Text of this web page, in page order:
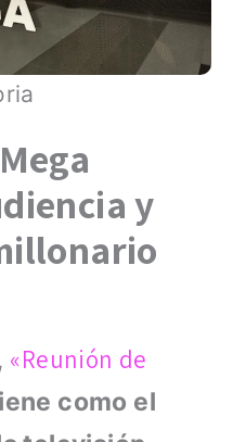
y
«Reunión de
como el